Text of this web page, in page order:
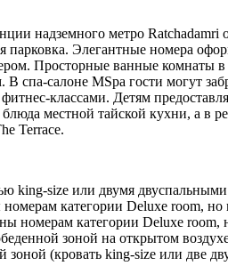
надземного метро Ratchadamri
парковка. Элегантные номера
Просторные ванные комнаты
салоне MSpa гости могут
классами. Детям
местной тайской кухни, а в
Terrace.
king-size или двумя
категории Deluxe room,
номерам категории Deluxe
зоной на открытом
зоной (кровать king-size или две